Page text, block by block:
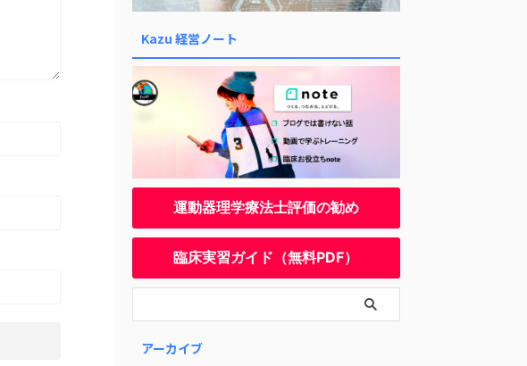
Kazu 経営ノート
運動器理学療法士評価の勧め
臨床実習ガイド（無料PDF）
アーカイブ